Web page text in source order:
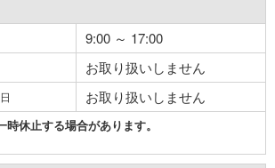
9:00 ～ 17:00
お取り扱いしません
お取り扱いしません
休止する場合があります。